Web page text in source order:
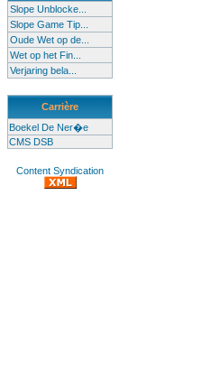
Slope Unblocke...
Slope Game Tip...
Oude Wet op de...
Wet op het Fin...
Verjaring bela...
Carrière
Boekel De Ner�e
CMS DSB
Content Syndication